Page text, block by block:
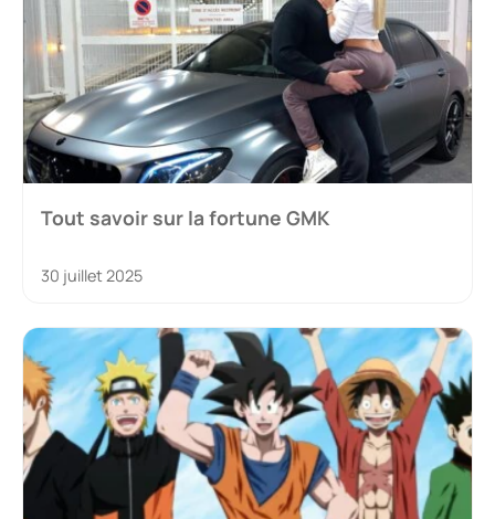
Tout savoir sur la fortune GMK
30 juillet 2025